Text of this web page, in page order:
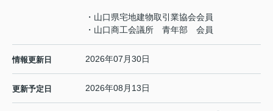
・山口県宅地建物取引業協会会員
・山口商工会議所 青年部 会員
情報更新日 2026年07月30日
更新予定日 2026年08月13日